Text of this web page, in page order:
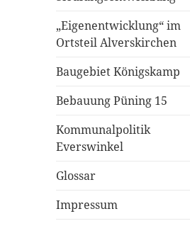
„Eigenentwicklung“ im
Ortsteil Alverskirchen
Baugebiet Königskamp
Bebauung Püning 15
Kommunalpolitik
Everswinkel
Glossar
Impressum